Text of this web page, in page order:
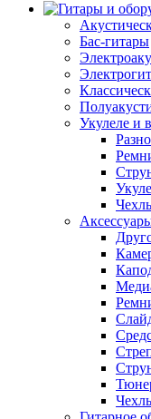
Бас-гитары
Укулеле и